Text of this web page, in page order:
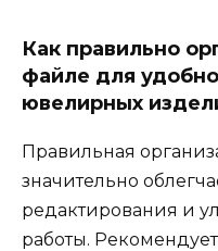
Как правильно
файле для
ювелирных
Правильная
значительно
редактирования и
работы.